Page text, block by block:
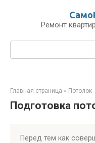
Ремонт
Поиск:
Главная страница » Потолок
Подготовка
Перед тем как